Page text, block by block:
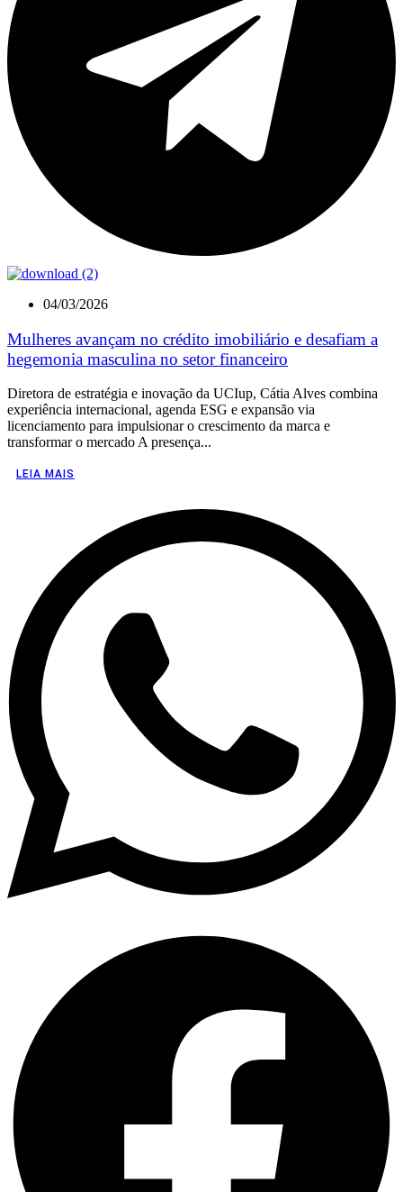
04/03/2026
Mulheres avançam no crédito imobiliário e desafiam a
hegemonia masculina no setor financeiro
Diretora de estratégia e inovação da UCIup, Cátia Alves combina
experiência internacional, agenda ESG e expansão via
licenciamento para impulsionar o crescimento da marca e
transformar o mercado A presença...
LEIA MAIS